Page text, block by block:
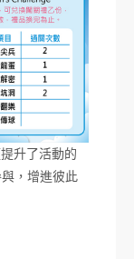
升了活動的
，增進彼此